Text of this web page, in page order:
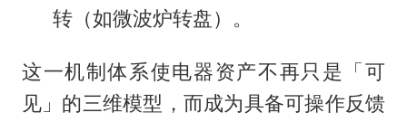
转（如微波炉转盘）。
这一机制体系使电器资产不再只是「可
见」的三维模型，而成为具备可操作反馈